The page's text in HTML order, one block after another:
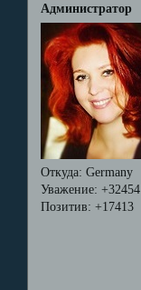
Администратор
Откуда: Germany
Уважение: +32454
Позитив: +17413